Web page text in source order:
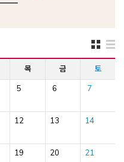
목 금 토
5 6 7
12 13 14
19 20 21